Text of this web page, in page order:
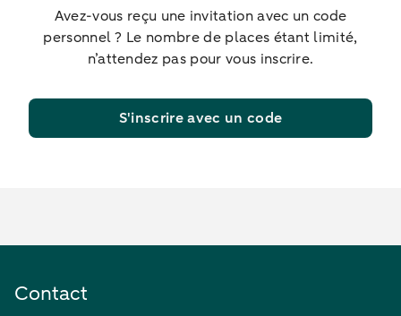
Avez-vous reçu une invitation avec un code
personnel ? Le nombre de places étant limité,
n’attendez pas pour vous inscrire.
S'inscrire avec un code
Contact